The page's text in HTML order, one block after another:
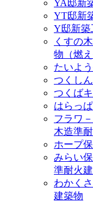
YA邸新
YT邸新
Y邸新築
くすの
物（燃え
たいよ
つくし
つくば
はらっ
フラワ
木造準
ホープ
みらい
準耐火
わかく
建築物